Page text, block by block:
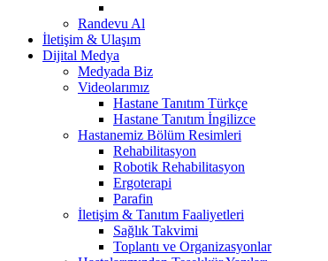
Randevu Al
İletişim & Ulaşım
Dijital Medya
Medyada Biz
Videolarımız
Hastane Tanıtım Türkçe
Hastane Tanıtım İngilizce
Hastanemiz Bölüm Resimleri
Rehabilitasyon
Robotik Rehabilitasyon
Ergoterapi
Parafin
İletişim & Tanıtım Faaliyetleri
Sağlık Takvimi
Toplantı ve Organizasyonlar